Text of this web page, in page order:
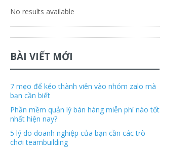
No results available
BÀI VIẾT MỚI
7 mẹo để kéo thành viên vào nhóm zalo mà
bạn cần biết
Phần mềm quản lý bán hàng miễn phí nào tốt
nhất hiện nay?
5 lý do doanh nghiệp của bạn cần các trò
chơi teambuilding